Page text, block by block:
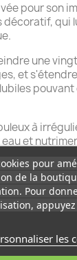
pour son
qui
une
et
à
et
à
foncé brillant
de couleur
pour
de la
Pour
les